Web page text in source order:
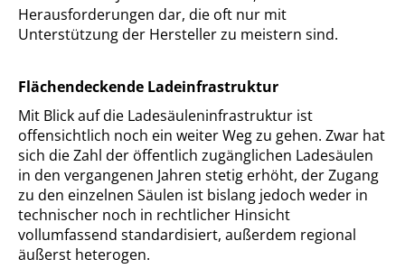
Herausforderungen dar, die oft nur mit
Unterstützung der Hersteller zu meistern sind.
Flächendeckende Ladeinfrastruktur
Mit Blick auf die Ladesäuleninfrastruktur ist
offensichtlich noch ein weiter Weg zu gehen. Zwar hat
sich die Zahl der öffentlich zugänglichen Ladesäulen
in den vergangenen Jahren stetig erhöht, der Zugang
zu den einzelnen Säulen ist bislang jedoch weder in
technischer noch in rechtlicher Hinsicht
vollumfassend standardisiert, außerdem regional
äußerst heterogen.